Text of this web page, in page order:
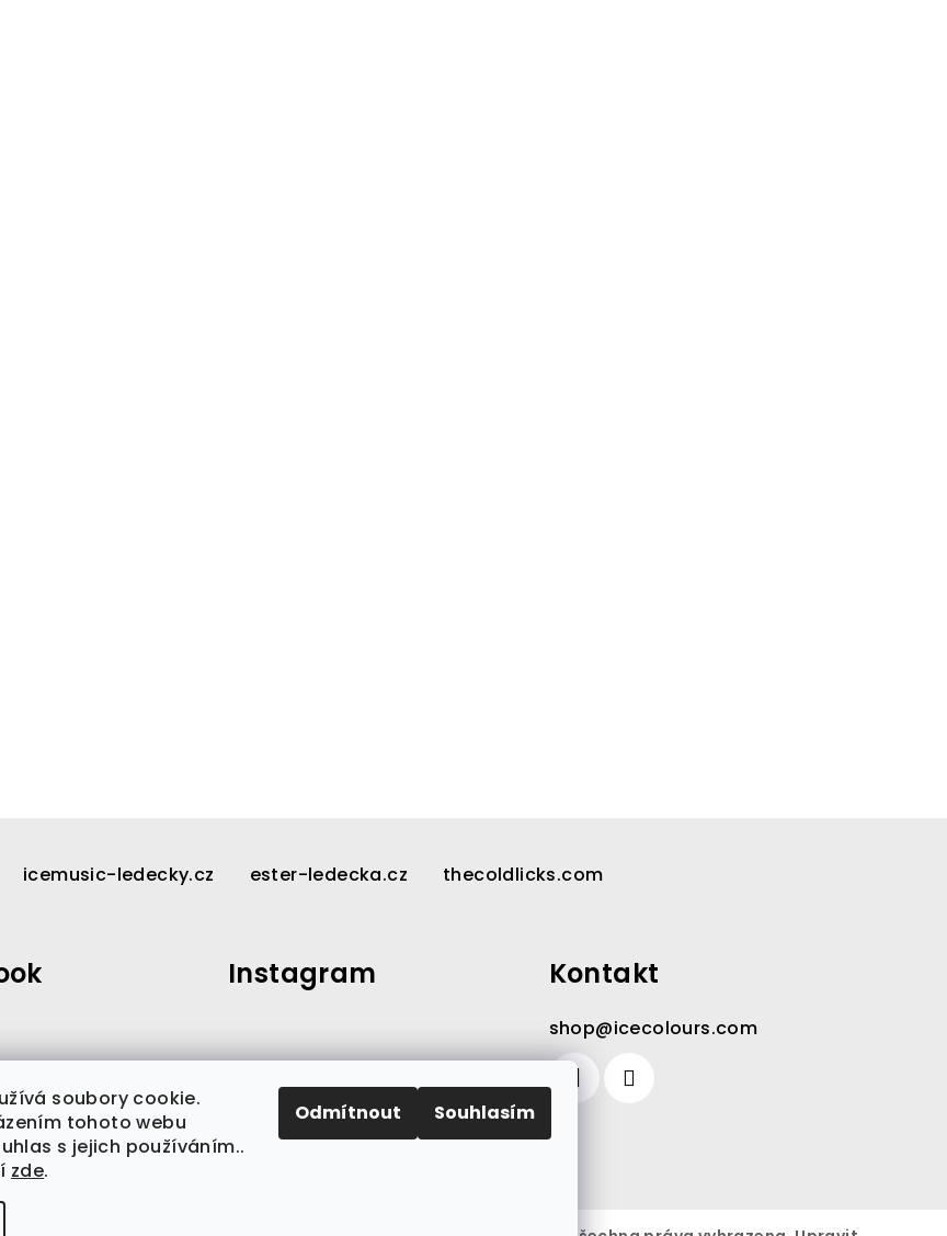
soubory cookie.
tohoto webu
s jejich používáním..
zde.
Odmítnout Souhlasím
icemusic-ledecky.cz ester-ledecka.cz thecoldlicks.com
Instagram
Sledovat na Instagramu
Kontakt
shop@icecolours.com